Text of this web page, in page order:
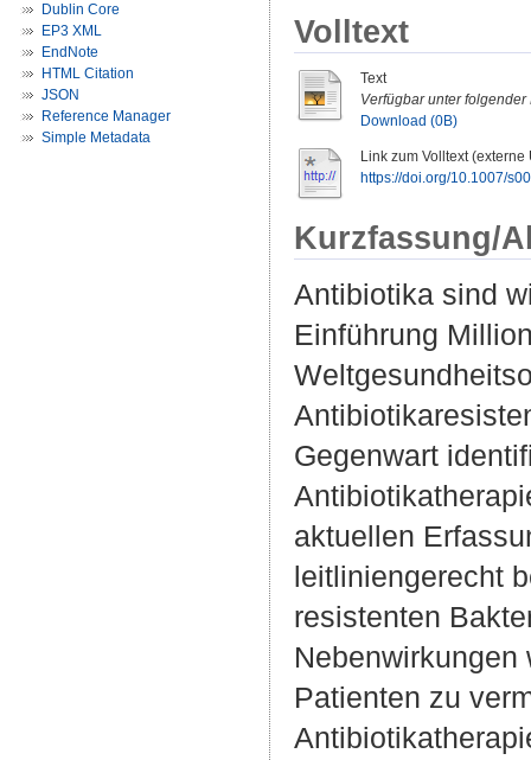
Dublin Core
EP3 XML
EndNote
HTML Citation
JSON
Reference Manager
Simple Metadata
Volltext
Text
Verfügbar unter folgender
Download (0B)
Link zum Volltext (externe
https://doi.org/10.1007/
Kurzfassung/
Antibiotika sind
Einführung
Gegenwart
aktuellen
leitliniengerecht
resistenten
Patienten zu